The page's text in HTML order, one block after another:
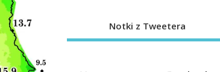
Notki z Tweetera